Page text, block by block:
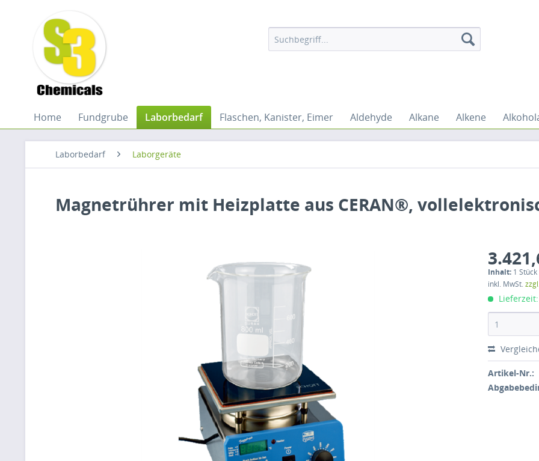
Home Fundgrube Laborbedarf Flaschen, Kanister, Eimer Aldehyde Alkane Alkene
Laborbedarf Laborgeräte
Magnetrührer mit Heizplatte aus CERAN®,
Inhalt: 1 Stück
inkl. MwSt.
Artikel-Nr.: